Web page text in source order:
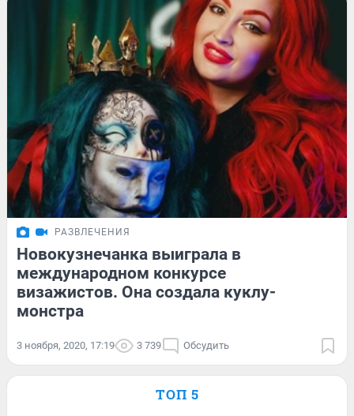
РАЗВЛЕЧЕНИЯ
Новокузнечанка выиграла в
международном конкурсе
визажистов. Она создала куклу-
монстра
3 ноября, 2020, 17:19 3 739 Обсудить
ТОП 5